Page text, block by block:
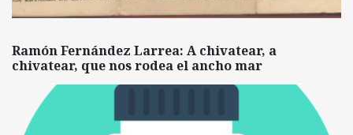
Ramón Fernández Larrea: A chivatear, a
chivatear, que nos rodea el ancho mar